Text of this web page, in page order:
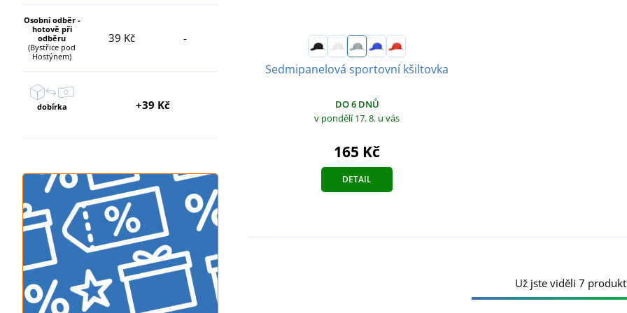
Osobní odběr -
hotově při
odběru
(Bystřice pod
Hostýnem)
39 Kč -
dobírka +39 Kč
Sedmipanelová sportovní kšiltovka
DO 6 DNŮ
v pondělí 17. 8. u vás
165 Kč
DETAIL
Už jste viděli 7